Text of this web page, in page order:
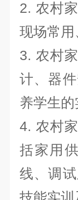
2. 农村
现场常
3. 农村
计、器
养学生的
4. 农村
括家用
线、调